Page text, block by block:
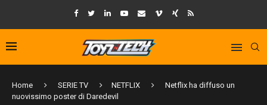
Home SERIE TV NETFLIX
Netflix ha diffuso un
nuovissimo poster di Daredevil